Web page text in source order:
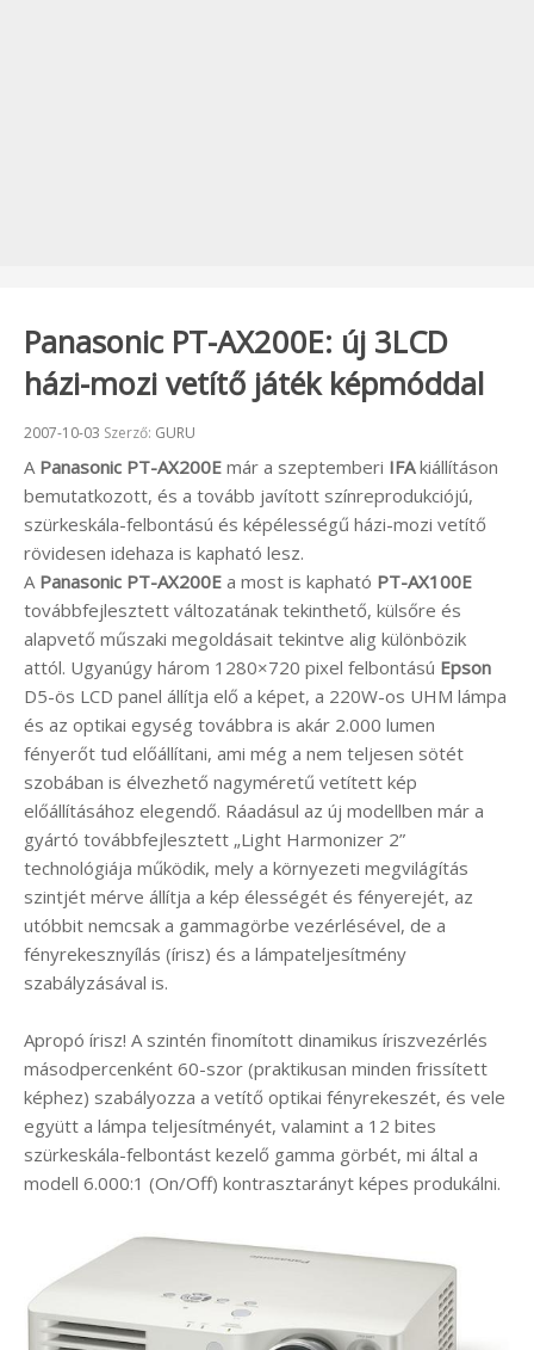
Panasonic PT-AX200E: új 3LCD
házi-mozi vetítő játék képmóddal
Beküldve:
2007-10-03 Szerző: GURU
A Panasonic PT-AX200E már a szeptemberi IFAkiállításon
bemutatkozott, és a tovább javított színreprodukciójú,
szürkeskála-felbontású és képélességű házi-mozi vetítő
rövidesen idehaza is kapható lesz.
A Panasonic PT-AX200E a most is kapható PT-AX100E
továbbfejlesztett változatának tekinthető, külsőre és
alapvető műszaki megoldásait tekintve alig különbözik
attól. Ugyanúgy három 1280×720 pixel felbontású Epson
D5-ös LCD panel állítja elő a képet, a 220W-os UHM lámpa
és az optikai egység továbbra is akár 2.000 lumen
fényerőt tud előállítani, ami még a nem teljesen sötét
szobában is élvezhető nagyméretű vetített kép
előállításához elegendő. Ráadásul az új modellben már a
gyártó továbbfejlesztett „Light Harmonizer 2”
technológiája működik, mely a környezeti megvilágítás
szintjét mérve állítja a kép élességét és fényerejét, az
utóbbit nemcsak a gammagörbe vezérlésével, de a
fényrekesznyílás (írisz) és a lámpateljesítmény
szabályzásával is.
Apropó írisz! A szintén finomított dinamikus íriszvezérlés
másodpercenként 60-szor (praktikusan minden frissített
képhez) szabályozza a vetítő optikai fényrekeszét, és vele
együtt a lámpa teljesítményét, valamint a 12 bites
szürkeskála-felbontást kezelő gamma görbét, mi által a
modell 6.000:1 (On/Off) kontrasztarányt képes produkálni.